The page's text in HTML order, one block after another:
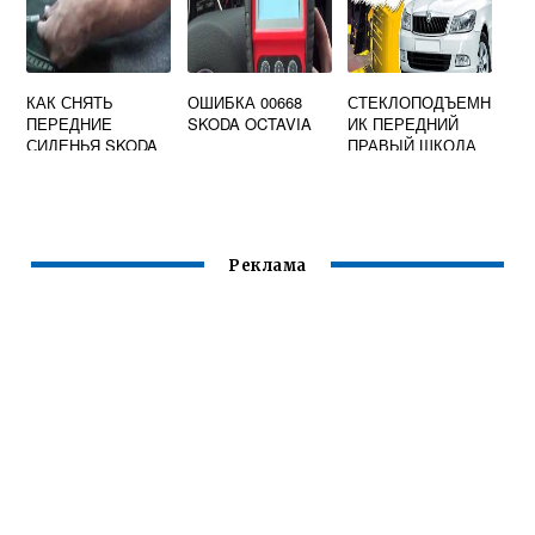
КАК СНЯТЬ
ПЕРЕДНИЕ
СИДЕНЬЯ SKODA
ОШИБКА 00668
SKODA OCTAVIA
СТЕКЛОПОДЪЕМН
ИК ПЕРЕДНИЙ
ПРАВЫЙ ШКОДА
Реклама